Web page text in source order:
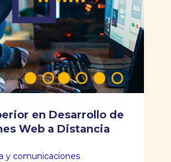
en Desarrollo de
Web a Distancia
y comunicaciones